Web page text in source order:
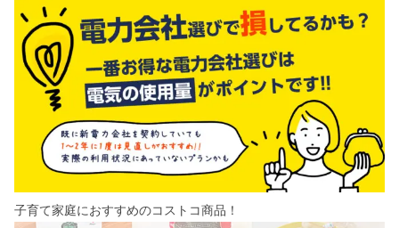
子育て家庭におすすめのコストコ商品！